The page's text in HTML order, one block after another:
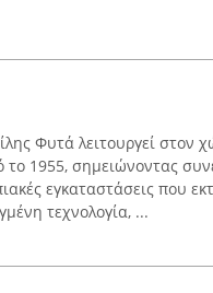
Φυτά λειτουργεί στον
1955, σημειώνοντας
εγκαταστάσεις που
τεχνολογία, ...